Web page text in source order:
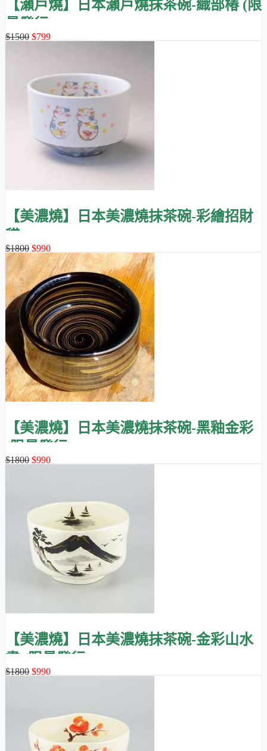
【瀨戶燒】日本瀨戶燒抹茶碗-織部椿 (限
量發行)
$1500 $799
【美濃燒】日本美濃燒抹茶碗-彩繪招財
貓
$1800 $990
【美濃燒】日本美濃燒抹茶碗-黑釉金彩
(限量發行)
$1800 $990
【美濃燒】日本美濃燒抹茶碗-金彩山水
畫 (限量發行)
$1800 $990